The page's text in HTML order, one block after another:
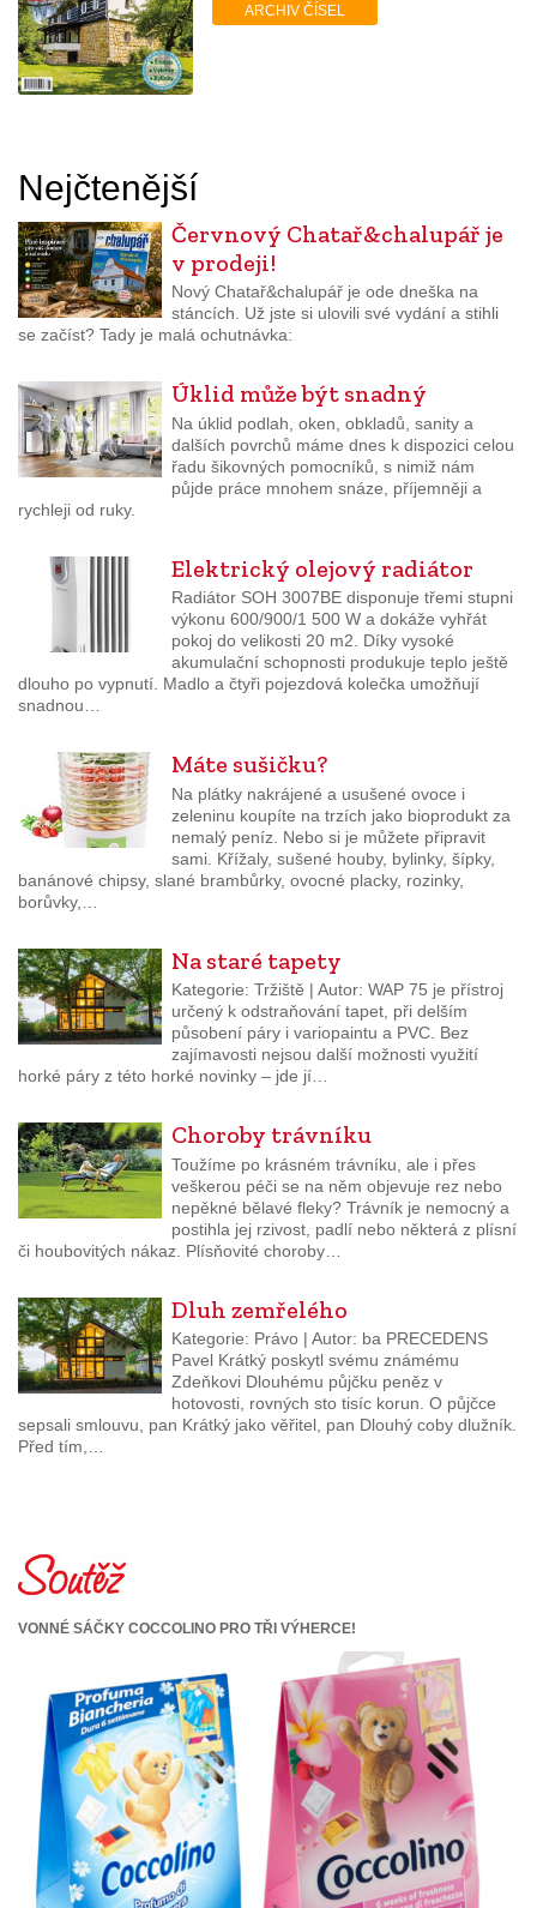
ARCHIV ČÍSEL
Nejčtenější
Červnový Chatař&chalupář je
v prodeji!
Nový Chatař&chalupář je ode dneška na
stáncích. Už jste si ulovili své vydání a stihli
se začíst? Tady je malá ochutnávka:
Úklid může být snadný
Na úklid podlah, oken, obkladů, sanity a
dalších povrchů máme dnes k dispozici celou
řadu šikovných pomocníků, s nimiž nám
půjde práce mnohem snáze, příjemněji a
rychleji od ruky.
Elektrický olejový radiátor
Radiátor SOH 3007BE disponuje třemi stupni
výkonu 600/900/1 500 W a dokáže vyhřát
pokoj do velikosti 20 m2. Díky vysoké
akumulační schopnosti produkuje teplo ještě
dlouho po vypnutí. Madlo a čtyři pojezdová kolečka umožňují
snadnou…
Máte sušičku?
Na plátky nakrájené a usušené ovoce i
zeleninu koupíte na trzích jako bioprodukt za
nemalý peníz. Nebo si je můžete připravit
sami. Křížaly, sušené houby, bylinky, šípky,
banánové chipsy, slané brambůrky, ovocné placky, rozinky,
borůvky,…
Na staré tapety
Kategorie: Tržiště | Autor: WAP 75 je přístroj
určený k odstraňování tapet, při delším
působení páry i variopaintu a PVC. Bez
zajímavosti nejsou další možnosti využití
horké páry z této horké novinky – jde jí…
Choroby trávníku
Toužíme po krásném trávníku, ale i přes
veškerou péči se na něm objevuje rez nebo
nepěkné bělavé fleky? Trávník je nemocný a
postihla jej rzivost, padlí nebo některá z plísní
či houbovitých nákaz. Plísňovité choroby…
Dluh zemřelého
Kategorie: Právo | Autor: ba PRECEDENS
Pavel Krátký poskytl svému známému
Zdeňkovi Dlouhému půjčku peněz v
hotovosti, rovných sto tisíc korun. O půjčce
sepsali smlouvu, pan Krátký jako věřitel, pan Dlouhý coby dlužník.
Před tím,…
VONNÉ SÁČKY COCCOLINO PRO TŘI VÝHERCE!